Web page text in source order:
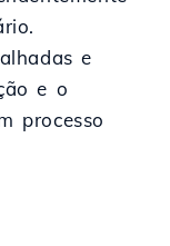
e
e o
processo